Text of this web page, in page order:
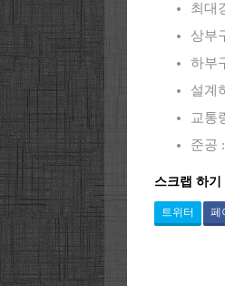
최대
상부
하부
설계
교통
준공
스크랩 하기
트위터 페